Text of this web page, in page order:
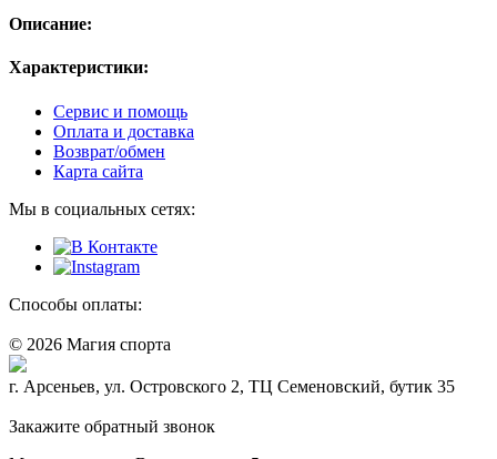
Описание:
Характеристики:
Сервис и помощь
Оплата и доставка
Возврат/обмен
Карта сайта
Мы в социальных сетях:
Способы оплаты:
© 2026 Магия спорта
г. Арсеньев, ул. Островского 2, ТЦ Семеновский, бутик 35
Закажите обратный звонок